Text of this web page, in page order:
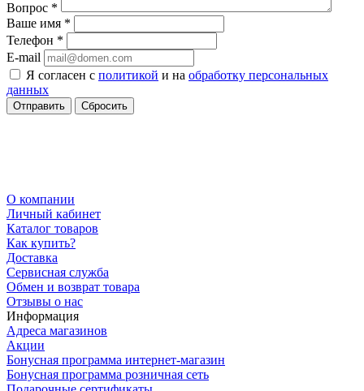
Вопрос *
Ваше имя *
Телефон *
E-mail
Я согласен с политикой и на обработку персональных
данных
Сбросить
О компании
Личный кабинет
Каталог товаров
Как купить?
Доставка
Сервисная служба
Обмен и возврат товара
Отзывы о нас
Информация
Адреса магазинов
Акции
Бонусная программа интернет-магазин
Бонусная программа розничная сеть